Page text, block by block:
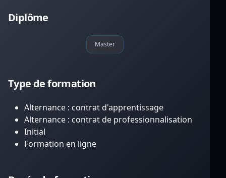
Diplôme
Master
Type de formation
Alternance : contrat d'apprentissage
Alternance : contrat de professionnalisation
Initial
Formation en ligne